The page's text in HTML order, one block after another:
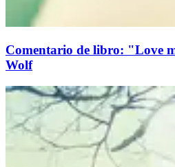
Comentario de libro: "Love
Wolf